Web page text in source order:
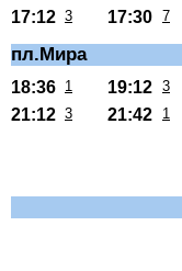
17:12 3 17:30 7
пл.Мира
18:36 1 19:12 3
21:12 3 21:42 1